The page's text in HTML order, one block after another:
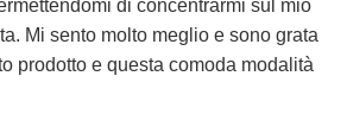
di concentrarmi sul mio
Mi sento molto meglio e sono grata
prodotto e questa comoda modalità